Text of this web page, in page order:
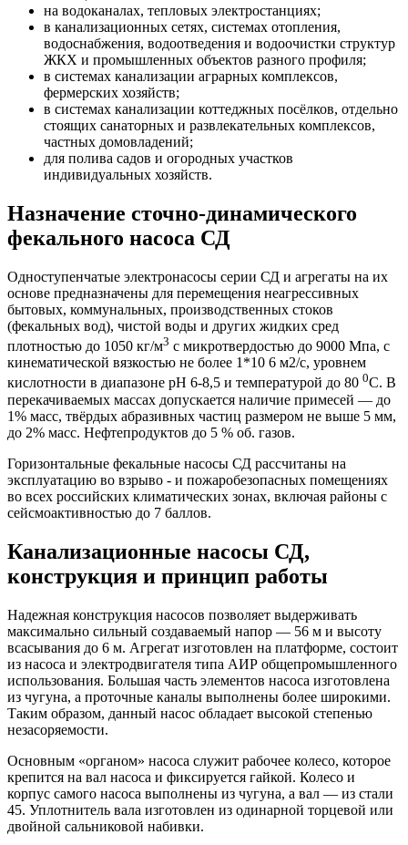
на водоканалах, тепловых электростанциях;
в канализационных сетях, системах отопления,
водоснабжения, водоотведения и водоочистки структур
ЖКХ и промышленных объектов разного профиля;
в системах канализации аграрных комплексов,
фермерских хозяйств;
в системах канализации коттеджных посёлков, отдельно
стоящих санаторных и развлекательных комплексов,
частных домовладений;
для полива садов и огородных участков
индивидуальных хозяйств.
Назначение сточно-динамического
фекального насоса СД
Одноступенчатые электронасосы серии СД и агрегаты на их
основе предназначены для перемещения неагрессивных
бытовых, коммунальных, производственных стоков
(фекальных вод), чистой воды и других жидких сред
плотностью до 1050 кг/м3 с микротвердостью до 9000 Мпа, с
кинематической вязкостью не более 1*10 6 м2/с, уровнем
кислотности в диапазоне рН 6-8,5 и температурой до 80 0С. В
перекачиваемых массах допускается наличие примесей — до
1% масс, твёрдых абразивных частиц размером не выше 5 мм,
до 2% масс. Нефтепродуктов до 5 % об. газов.
Горизонтальные фекальные насосы СД рассчитаны на
эксплуатацию во взрыво - и пожаробезопасных помещениях
во всех российских климатических зонах, включая районы с
сейсмоактивностью до 7 баллов.
Канализационные насосы СД,
конструкция и принцип работы
Надежная конструкция насосов позволяет выдерживать
максимально сильный создаваемый напор — 56 м и высоту
всасывания до 6 м. Агрегат изготовлен на платформе, состоит
из насоса и электродвигателя типа АИР общепромышленного
использования. Большая часть элементов насоса изготовлена
из чугуна, а проточные каналы выполнены более широкими.
Таким образом, данный насос обладает высокой степенью
незасоряемости.
Основным «органом» насоса служит рабочее колесо, которое
крепится на вал насоса и фиксируется гайкой. Колесо и
корпус самого насоса выполнены из чугуна, а вал — из стали
45. Уплотнитель вала изготовлен из одинарной торцевой или
двойной сальниковой набивки.